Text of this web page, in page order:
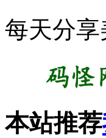
每天分享
本站推荐